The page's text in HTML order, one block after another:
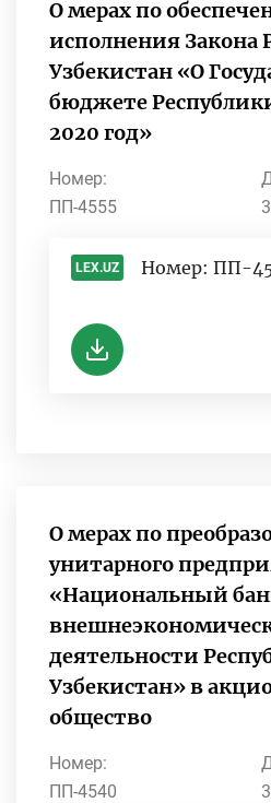
О мерах по
исполнения Закона
Узбекистан «О
бюджете
2020 год»
Номер:
ПП-4555
LEX.UZ Номер: ПП-
О мерах по
унитарного
«Национальный
деятельности
Узбекистан» в
общество
Номер:
ПП-4540